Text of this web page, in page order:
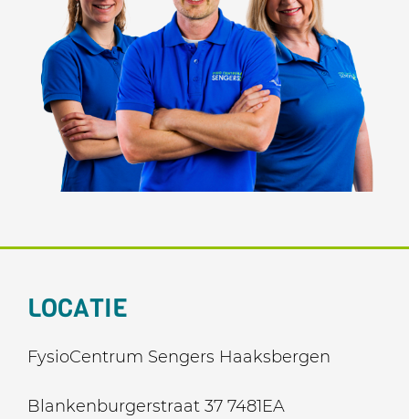
LOCATIE
FysioCentrum Sengers Haaksbergen
Blankenburgerstraat 37 7481EA